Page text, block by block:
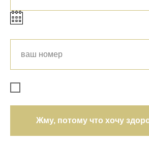
Жму, потому что хочу